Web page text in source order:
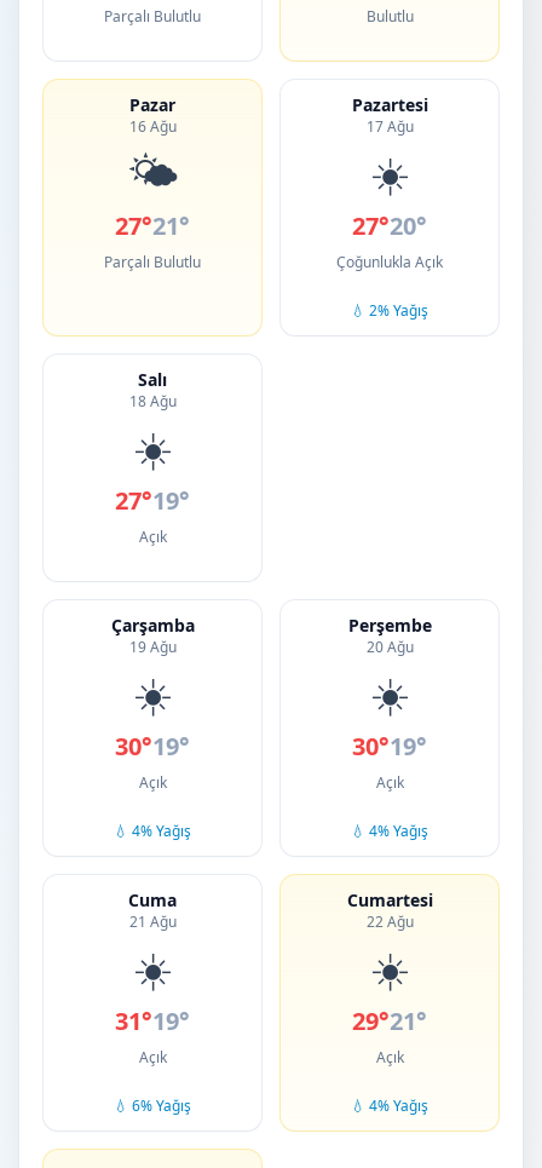
Parçalı Bulutlu Bulutlu
Pazar
16 Ağu
🌤️
27°21°
Parçalı Bulutlu
Pazartesi
17 Ağu
☀️
27°20°
Çoğunlukla Açık
💧 2% Yağış
Salı
18 Ağu
☀️
27°19°
Açık
Çarşamba
19 Ağu
☀️
30°19°
Açık
💧 4% Yağış
Perşembe
20 Ağu
☀️
30°19°
Açık
💧 4% Yağış
Cuma
21 Ağu
☀️
31°19°
Açık
💧 6% Yağış
Cumartesi
22 Ağu
☀️
29°21°
Açık
💧 4% Yağış